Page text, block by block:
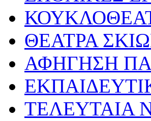
ΘΕΑΤΡΑ
ΑΦΗΓΗΣΗ
ΤΕΛΕΥΤΑΙΑ